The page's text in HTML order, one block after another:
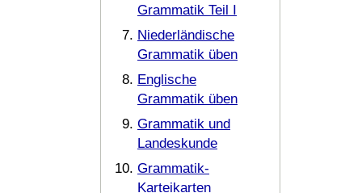
Grammatik Teil I
Niederländische
Grammatik üben
Englische
Grammatik üben
Grammatik und
Landeskunde
Grammatik-
Karteikarten